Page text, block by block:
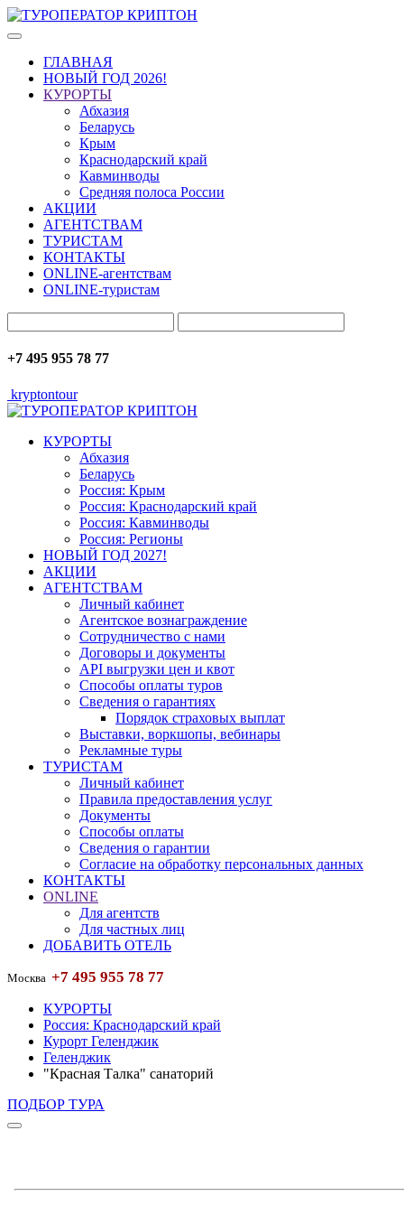
ГЛАВНАЯ
НОВЫЙ ГОД 2026!
КУРОРТЫ
Абхазия
Беларусь
Крым
Краснодарский край
Кавминводы
Средняя полоса России
АКЦИИ
АГЕНТСТВАМ
ТУРИСТАМ
КОНТАКТЫ
ONLINE-агентствам
ONLINE-туристам
+7 495 955 78 77
kryptontour
КУРОРТЫ
Абхазия
Беларусь
Россия: Крым
Россия: Краснодарский край
Россия: Кавминводы
Россия: Регионы
НОВЫЙ ГОД 2027!
АКЦИИ
АГЕНТСТВАМ
Личный кабинет
Агентское вознаграждение
Сотрудничество с нами
Договоры и документы
API выгрузки цен и квот
Способы оплаты туров
Сведения о гарантиях
Порядок страховых выплат
Выставки, воркшопы, вебинары
Рекламные туры
ТУРИСТАМ
Личный кабинет
Правила предоставления услуг
Документы
Способы оплаты
Сведения о гарантии
Согласие на обработку персональных данных
КОНТАКТЫ
ONLINE
Для агентств
Для частных лиц
ДОБАВИТЬ ОТЕЛЬ
Москва +7 495 955 78 77
КУРОРТЫ
Россия: Краснодарский край
Курорт Геленджик
Геленджик
"Красная Талка" санаторий
ПОДБОР ТУРА